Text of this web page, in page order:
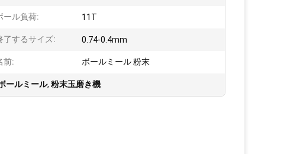
ール負荷: 11T
了するサイズ: 0.74-0.4mm
前: ボールミール 粉末
ールミール, 粉末玉磨き機